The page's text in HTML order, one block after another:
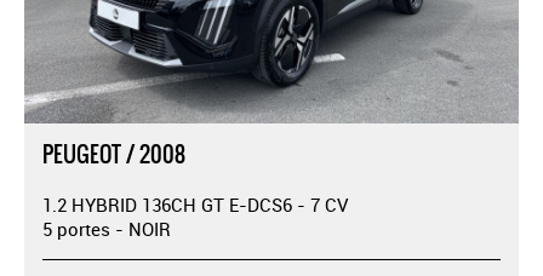
PEUGEOT / 2008
1.2 HYBRID 136CH GT E-DCS6 - 7 CV
5 portes - NOIR